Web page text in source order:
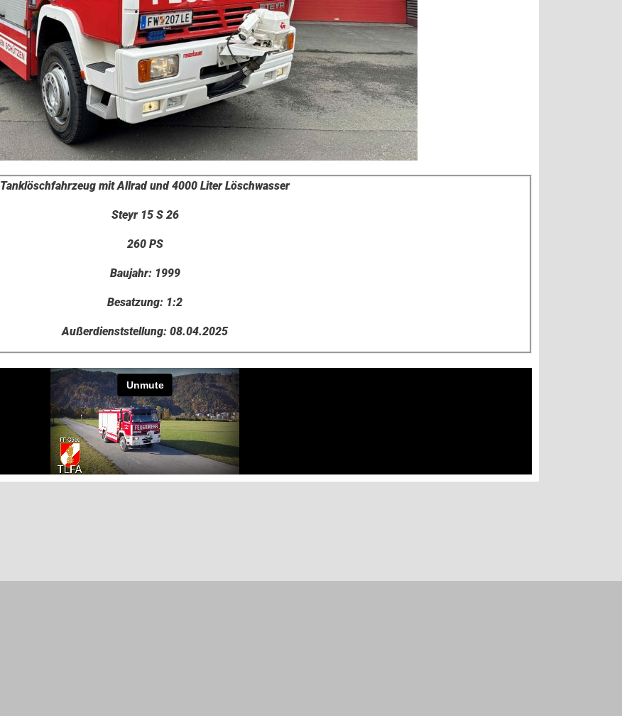
Tanklöschfahrzeug mit Allrad und 4000 Liter Löschwasser
Steyr 15 S 26
260 PS
Baujahr: 1999
Besatzung: 1:2
Außerdienststellung: 08.04.2025